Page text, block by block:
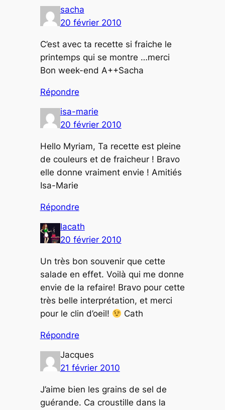
sacha
20 février 2010
C’est avec ta recette si fraiche le
printemps qui se montre …merci
Bon week-end A++Sacha
Répondre
isa-marie
20 février 2010
Hello Myriam, Ta recette est pleine
de couleurs et de fraicheur ! Bravo
elle donne vraiment envie ! Amitiés
Isa-Marie
Répondre
lacath
20 février 2010
Un très bon souvenir que cette
salade en effet. Voilà qui me donne
envie de la refaire! Bravo pour cette
très belle interprétation, et merci
pour le clin d’oeil!
Cath
Répondre
Jacques
21 février 2010
J’aime bien les grains de sel de
guérande. Ca croustille dans la